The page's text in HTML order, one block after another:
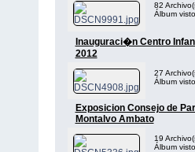
82
Álbum
Inauguraci�n Centro
2012
27
Álbum
Exposicion Consejo de
Montalvo Ambato
19
Álbum